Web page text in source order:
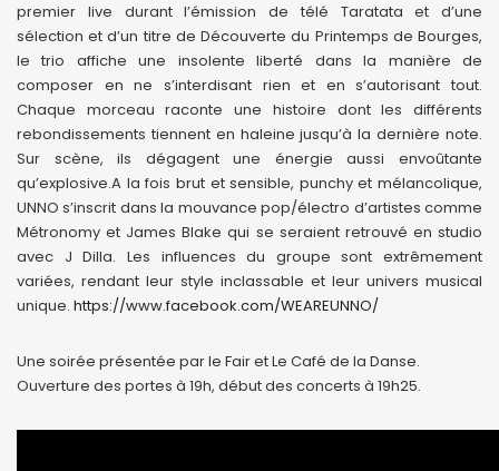
premier live durant l’émission de télé Taratata et d’une
sélection et d’un titre de Découverte du Printemps de Bourges,
le trio affiche une insolente liberté dans la manière de
composer en ne s’interdisant rien et en s’autorisant tout.
Chaque morceau raconte une histoire dont les différents
rebondissements tiennent en haleine jusqu’à la dernière note.
Sur scène, ils dégagent une énergie aussi envoûtante
qu’explosive.A la fois brut et sensible, punchy et mélancolique,
UNNO s’inscrit dans la mouvance pop/électro d’artistes comme
Métronomy et James Blake qui se seraient retrouvé en studio
avec J Dilla. Les influences du groupe sont extrêmement
variées, rendant leur style inclassable et leur univers musical
unique. https://www.facebook.com/WEAREUNNO/
Une soirée présentée par le Fair et Le Café de la Danse.
Ouverture des portes à 19h, début des concerts à 19h25.